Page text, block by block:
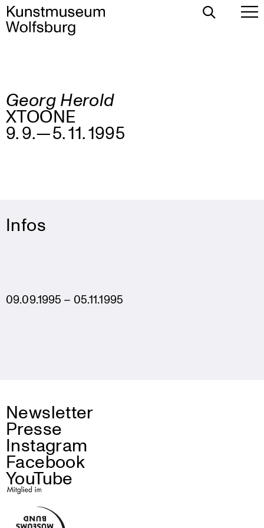
Zum
Inhalt
springen
Suche
Georg Herold
XTOONE
9. 9. — 5. 11. 1995
Infos
09.09.1995 – 05.11.1995
Newsletter
Presse
Instagram
Facebook
YouTube